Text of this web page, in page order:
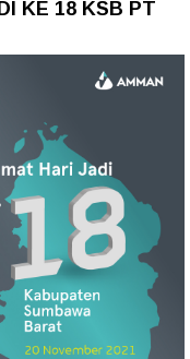
KE 18 KSB PT